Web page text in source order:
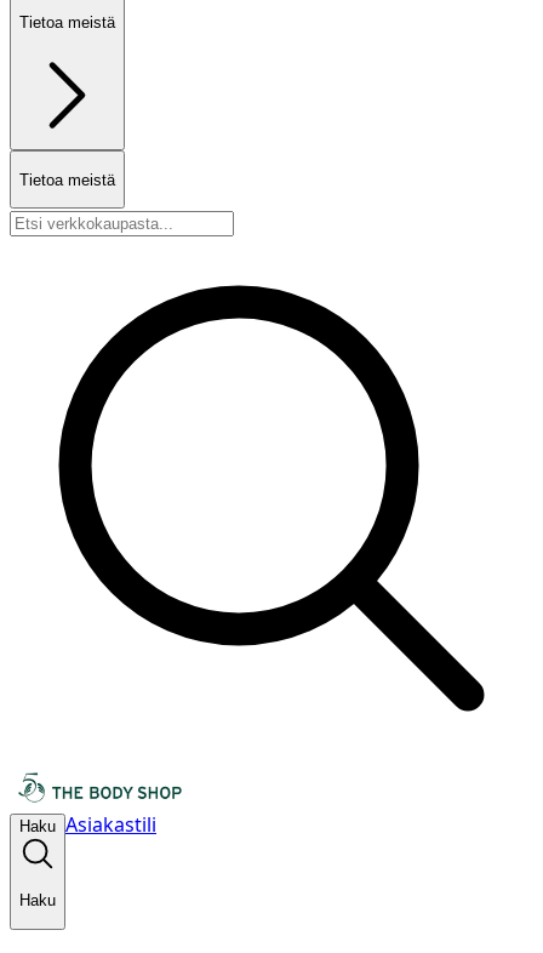
Tietoa meistä
Tietoa meistä
Haku
Haku
Asiakastili